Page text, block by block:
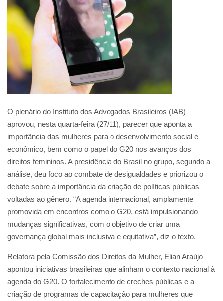
O plenário do Instituto dos Advogados Brasileiros (IAB)
aprovou, nesta quarta-feira (27/11), parecer que aponta a
importância das mulheres para o desenvolvimento social e
econômico, bem como o papel do G20 nos avanços dos
direitos femininos. A presidência do Brasil no grupo, segundo a
análise, deu foco ao combate de desigualdades e priorizou o
debate sobre a importância da criação de políticas públicas
voltadas ao gênero. “A agenda internacional, amplamente
promovida em encontros como o G20, está impulsionando
mudanças significativas, com o objetivo de criar uma
governança global mais inclusiva e equitativa”, diz o texto.
Relatora pela Comissão dos Direitos da Mulher, Elian Araújo
apontou iniciativas brasileiras que alinham o contexto nacional à
agenda do G20. O fortalecimento de creches públicas e a
criação de programas de capacitação para mulheres que